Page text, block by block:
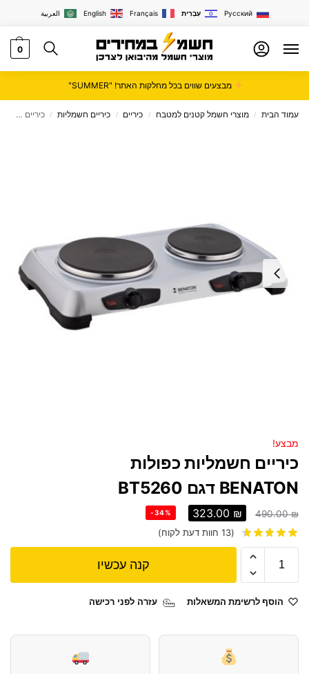
العربية English Français עִבְרִית Русский
0
מבצעים שווים בכל מחלקות האתר! "SUMMER"
עמוד הבית / מוצרי חשמל קטנים למטבח / כיריים / כיריים חשמליות / כיריים חשמליות כפולות BENATON דגם BT5260
מבצע!
כיריים חשמליות כפולות
BENATON דגם BT5260
490.00₪
323.00 ₪
-34%
(
13 חוות דעת לקוח)
קנה עכשיו
הוסף לרשימת המשאלות עזרה לפני רכישה